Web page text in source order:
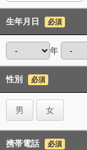
生年月日 必須
年
性別 必須
男 女
携帯電話 必須